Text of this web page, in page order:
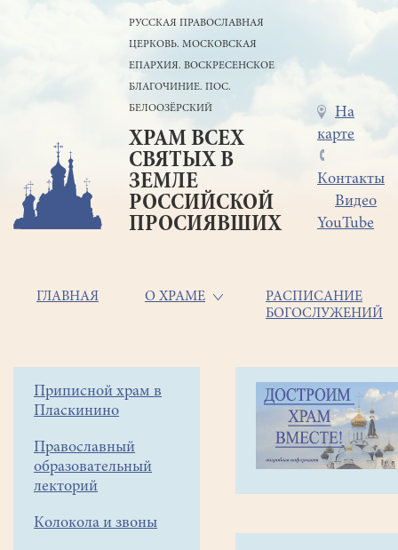
РУССКАЯ ПРАВОСЛАВНАЯ
ЦЕРКОВЬ. МОСКОВСКАЯ
ЕПАРХИЯ. ВОСКРЕСЕНСКОЕ
БЛАГОЧИНИЕ. ПОС.
БЕЛООЗЁРСКИЙ
ХРАМ ВСЕХ
СВЯТЫХ В
ЗЕМЛЕ
РОССИЙСКОЙ
ПРОСИЯВШИХ
Меню
в
шапке
На
карте
Контакты
Видео
YouTube
Основная
ГЛАВНАЯ О ХРАМЕ
РАСПИСАНИЕ
БОГОСЛУЖЕНИЙ
Боковое
меню
Приписной храм в
Пласкинино
Православный
образовательный
лекторий
Колокола и звоны
Строка
навигации
Объявления
Лекция
Г.Данской